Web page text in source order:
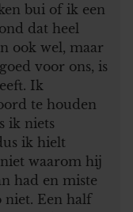
bui of ik een
dat heel
ook wel, maar
voor ons, is
Ik
te houden
ik niets
ik hielt
waarom hij
had en miste
niet. Een half